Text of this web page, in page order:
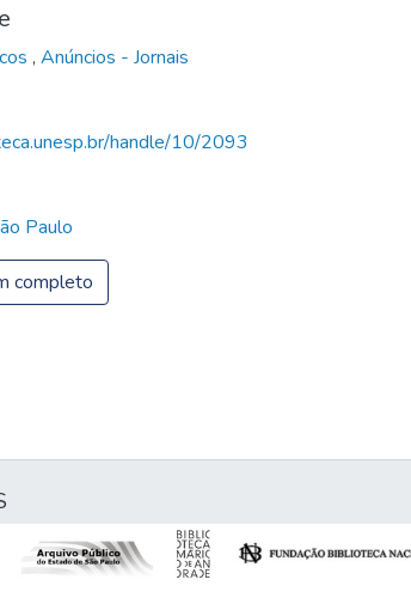
, Anúncios - Jornais
handle/10/2093
Paulo
completo